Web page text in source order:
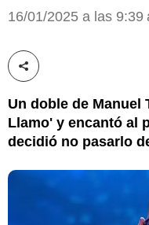
16/01/2025 a las 9:39
Compartir esta noticia
Un doble de Manuel
Llamo' y encantó al
decidió no pasarlo